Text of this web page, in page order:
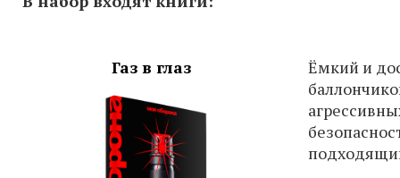
Газ в глаз
Ёмкий и